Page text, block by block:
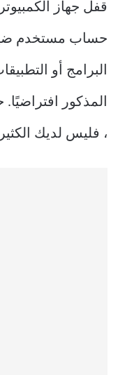
قفل جهاز
حساب مستخدم
البرامج أو
المذكور
، فليس لديك